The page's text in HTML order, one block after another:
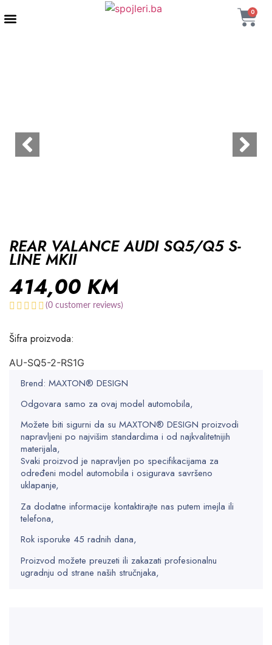
0
REAR VALANCE AUDI SQ5/Q5 S-
LINE MKII
414,00 KM
(0 customer reviews)
Šifra proizvoda:
AU-SQ5-2-RS1G
Brend: MAXTON® DESIGN
Odgovara samo za ovaj model automobila,
Možete biti sigurni da su MAXTON® DESIGN proizvodi
napravljeni po najvišim standardima i od najkvalitetnijih
materijala,
Svaki proizvod je napravljen po specifikacijama za
određeni model automobila i osigurava savršeno
uklapanje,
Za dodatne informacije kontaktirajte nas putem imejla ili
telefona,
Rok isporuke 45 radnih dana,
Proizvod možete preuzeti ili zakazati profesionalnu
ugradnju od strane naših stručnjaka,